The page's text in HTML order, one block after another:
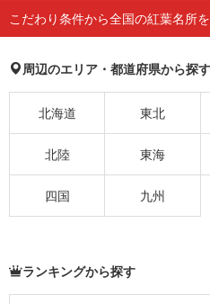
こだわり条件から全国の紅葉名所
周辺のエリア・都道府県から探す
北海道 東北
北陸 東海
四国 九州
ランキングから探す